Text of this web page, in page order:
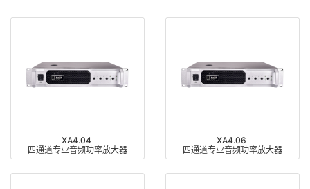
XA4.04
四通道专业音频功率放大器
XA4.06
四通道专业音频功率放大器